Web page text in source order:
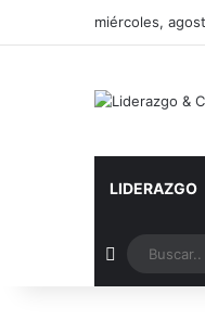
miércoles,
LIDERAZGO
Artículo